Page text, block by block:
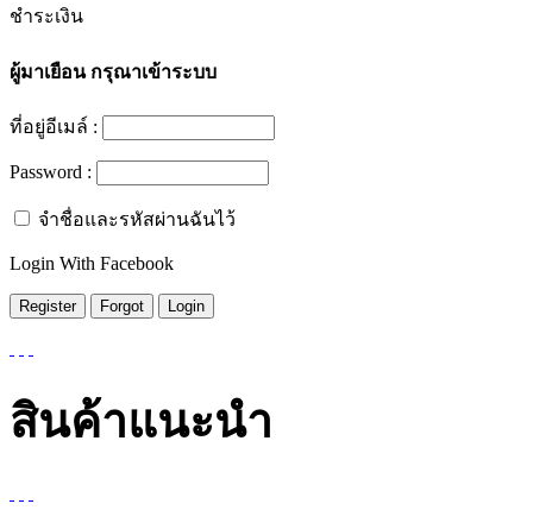
ชำระเงิน
ผู้มาเยือนกรุณาเข้าระบบ
ที่อยู่อีเมล์ :
Password :
จำชื่อและรหัสผ่านฉันไว้
Login With Facebook
สินค้าแนะนำ